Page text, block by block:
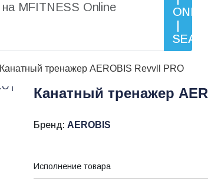
Канатный тренажер AEROBIS Revvll PRO
Канатный тренажер
Бренд: AEROBIS
Исполнение товара